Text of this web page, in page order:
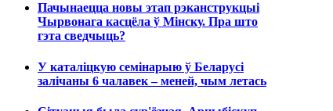
Пачынаецца новы этап рэканструкцыі
Чырвонага касцёла ў Мінску. Пра што
гэта сведчыць?
У каталіцкую семінарыю ў Беларусі
залічаны 6 чалавек – меней, чым летась